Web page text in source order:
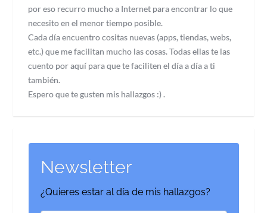
por eso recurro mucho a Internet para encontrar lo que
necesito en el menor tiempo posible.
Cada día encuentro cositas nuevas (apps, tiendas, webs,
etc.) que me facilitan mucho las cosas. Todas ellas te las
cuento por aquí para que te faciliten el día a día a ti
también.
Espero que te gusten mis hallazgos :) .
Newsletter
¿Quieres estar al día de mis hallazgos?